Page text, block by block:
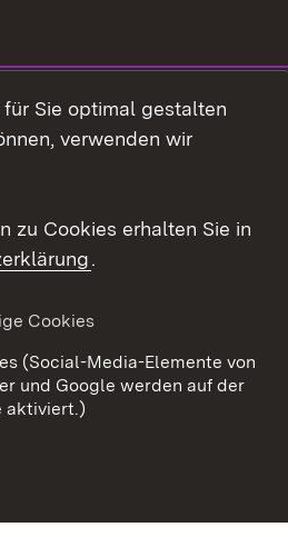
Datenschutz
Cookies
Sie optimal gestalten
verwenden wir
zu Cookies erhalten Sie in
.
Cookies
(Social-Media-Elemente von
und Google werden auf der
aktiviert.)